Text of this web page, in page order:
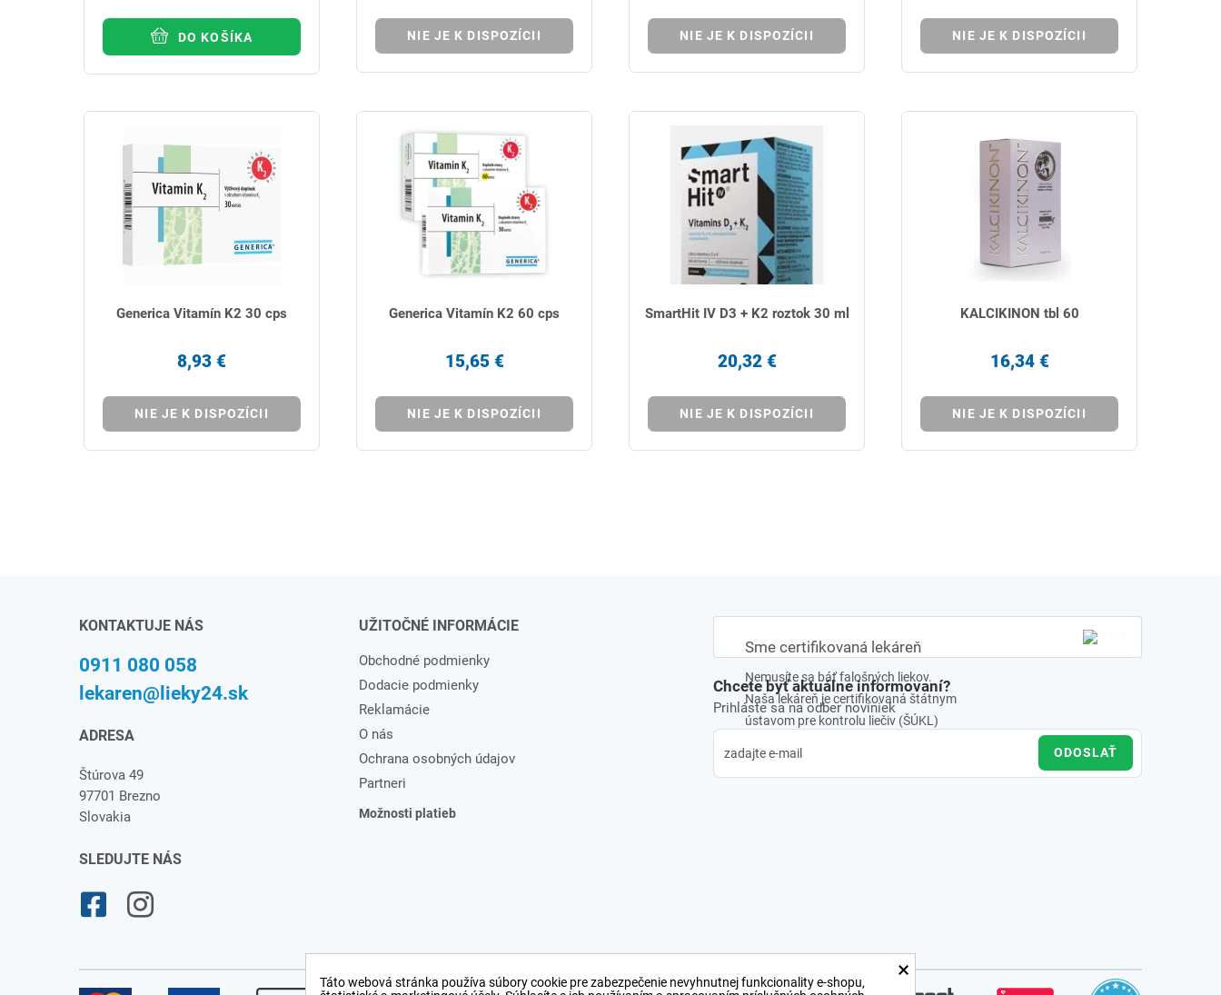
DO KOŠÍKA NIE JE K DISPOZÍCII NIE JE K DISPOZÍCII NIE JE K DISPOZÍCII
Generica Vitamín K2 30 cps
8,93 €
NIE JE K DISPOZÍCII
Generica Vitamín K2 60 cps
15,65 €
NIE JE K DISPOZÍCII
SmartHit IV D3 + K2 roztok 30 ml
20,32 €
NIE JE K DISPOZÍCII
KALCIKINON tbl 60
16,34 €
NIE JE K DISPOZÍCII
Sme certifikovaná lekáreň
Nemusíte sa báť falošných liekov.
Naša lekáreň je certifikovaná štátnym
ústavom pre kontrolu liečiv (ŠÚKL)
KONTAKTUJE NÁS
0911 080 058
lekaren@lieky24.sk
ADRESA
Štúrova 49
97701 Brezno
Slovakia
SLEDUJTE NÁS
UŽITOČNÉ INFORMÁCIE
Obchodné podmienky
Dodacie podmienky
Reklamácie
O nás
Ochrana osobných údajov
Partneri
Možnosti platieb
Chcete byť aktuálne informovaní?
Prihláste sa na odber noviniek
ODOSLAŤ
×
Táto webová stránka používa súbory cookie pre zabezpečenie nevyhnutnej funkcionality e-shopu,